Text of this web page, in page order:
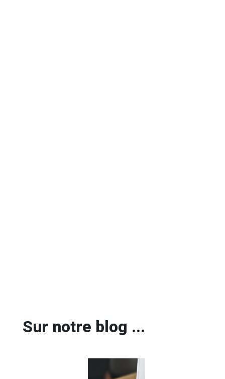
Sur notre blog ...